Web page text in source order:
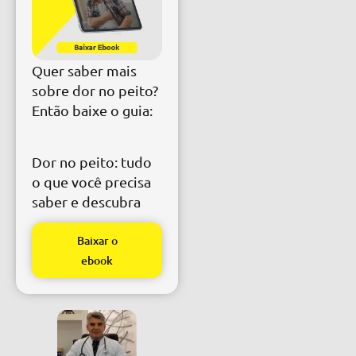
Quer saber mais
sobre dor no peito?
Então baixe o guia:
Dor no peito: tudo
o que você precisa
saber e descubra
Baixar o
ebook